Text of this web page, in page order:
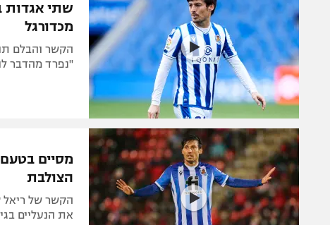
שתי אגדות
מכדורגל
"נפרד מהדבר
מסיים
הצולבת
הקשר של ריאל
את הנעליים בגיל 37. היה שותף לזכייה בשלושה תארים עם